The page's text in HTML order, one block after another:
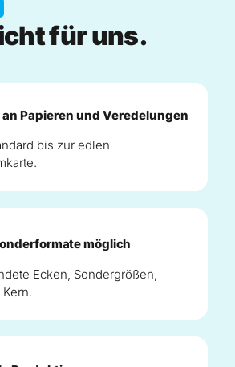
für uns.
Papieren und Veredelungen
bis zur edlen
möglich
Ecken, Sondergrößen,